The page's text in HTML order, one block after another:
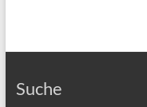
Suche